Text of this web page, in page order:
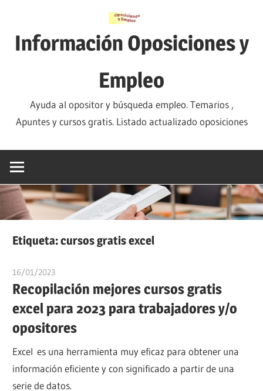
contenido
Información Oposiciones y
Empleo
Ayuda al opositor y búsqueda empleo. Temarios ,
Apuntes y cursos gratis. Listado actualizado oposiciones
Etiqueta:cursos gratis excel
16/01/2023
Recopilación mejores cursos gratis
excel para 2023 para trabajadores y/o
opositores
Excel es una herramienta muy eficaz para obtener una
información eficiente y con significado a partir de una
serie de datos.